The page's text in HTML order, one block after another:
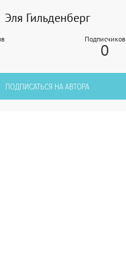
Эля Гильденберг
Подписчиков
0
ПОДПИСАТЬСЯ НА АВТОРА